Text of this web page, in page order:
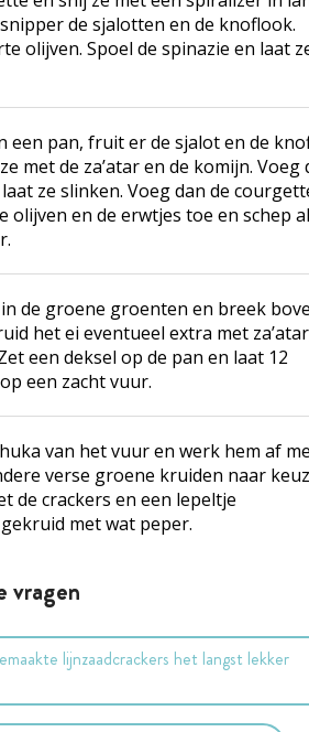
de sjalotten en de knoflook.
olijven. Spoel de spinazie en laat
een pan, fruit er de sjalot en de
met de za’atar en de komijn. Voeg
ze slinken. Voeg dan de
olijven en de erwtjes toe en schep
de groene groenten en breek
het ei eventueel extra met
een deksel op de pan en laat 12
een zacht vuur.
van het vuur en werk hem af
verse groene kruiden naar
de crackers en een lepeltje
met wat peper.
vragen
lijnzaadcrackers het langst lekker